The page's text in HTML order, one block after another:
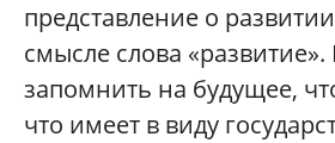
представление о
смысле слова
запомнить на будущее,
что имеет в виду